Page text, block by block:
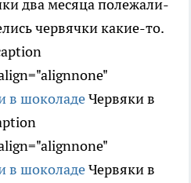
два месяца полежали-
червячки какие-то.
Червяки в
Червяки в